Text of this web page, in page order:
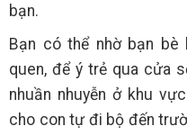
bạn.
Bạn có thể nhờ bạn bè
quen, để ý trẻ qua cửa
nhuần nhuyễn ở khu
cho con tự đi bộ đến